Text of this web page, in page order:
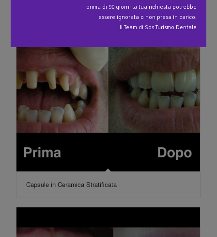
Capsule in Ceramica Stratificata
prima di 90 giorni la tua richiesta potrebbe
essere ignorata o non presa in carico.
Il Team di Sos Turismo Dentale